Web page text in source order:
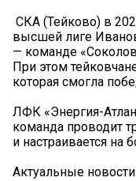
СКА (Тейково) в
высшей лиге
— команде
При этом
которая смогла
ЛФК «Энергия-
команда проводит
и настраивается на
Актуальные